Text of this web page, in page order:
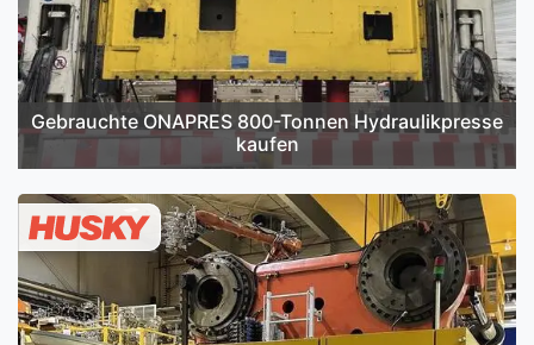
Gebrauchte ONAPRES 800-Tonnen Hydraulikpresse
kaufen